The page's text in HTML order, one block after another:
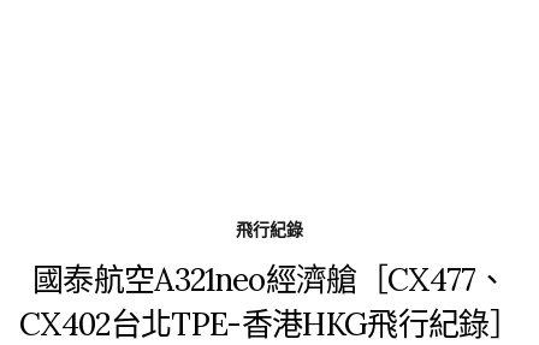
飛行紀錄
國泰航空A321neo經濟艙［CX477、
CX402台北TPE-香港HKG飛行紀錄］